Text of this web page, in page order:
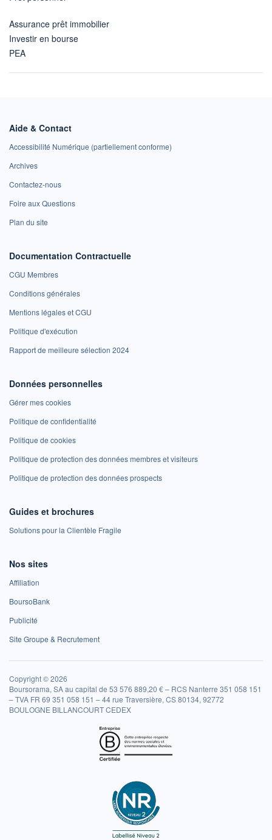
Assurance prêt immobilier
Investir en bourse
PEA
Aide & Contact
Accessibilité Numérique (partiellement conforme)
Archives
Contactez-nous
Foire aux Questions
Plan du site
Documentation Contractuelle
CGU Membres
Conditions générales
Mentions légales et CGU
Politique d'exécution
Rapport de meilleure sélection 2024
Données personnelles
Gérer mes cookies
Politique de confidentialité
Politique de cookies
Politique de protection des données membres et visiteurs
Politique de protection des données prospects
Guides et brochures
Solutions pour la Clientèle Fragile
Nos sites
Affiliation
BoursoBank
Publicité
Site Groupe & Recrutement
Copyright © 2026
Boursorama, SA au capital de 53 576 889,20 € – RCS Nanterre 351 058 151
– TVA FR 69 351 058 151 – 44 rue Traversière, CS 80134, 92772
BOULOGNE BILLANCOURT CEDEX